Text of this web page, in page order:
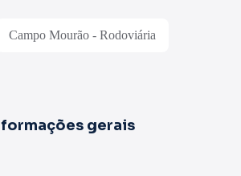
Campo Mourão - Rodoviária
gerais